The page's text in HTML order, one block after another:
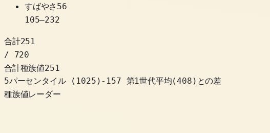
すばやさ 56
105–232
合計251
/ 720
合計種族値251
5パーセンタイル
( 1025 ) -157 第1世代平均(408)との差
種族値レーダー